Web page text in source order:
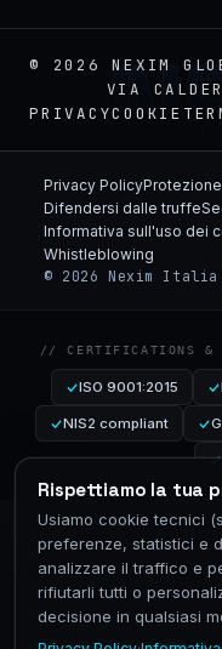
© 2026 NEXIM
VIA
PRIVACYCOOKIE
Rispettiamo la tua
Usiamo cookie tecnici
preferenze, statistici e
analizzare il traffico e
rifiutarli tutti o
decisione in qualsiasi
Privacy Policy
Difendersi dalle truffe
Informativa sull'uso dei
Whistleblowing
© 2026 Nexim
// CERTIFICATIONS &
ISO 9001:2015
NIS2 compliant